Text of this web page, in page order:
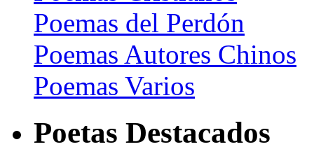
Poemas del Perdón
Poemas Autores Chinos
Poemas Varios
Poetas Destacados